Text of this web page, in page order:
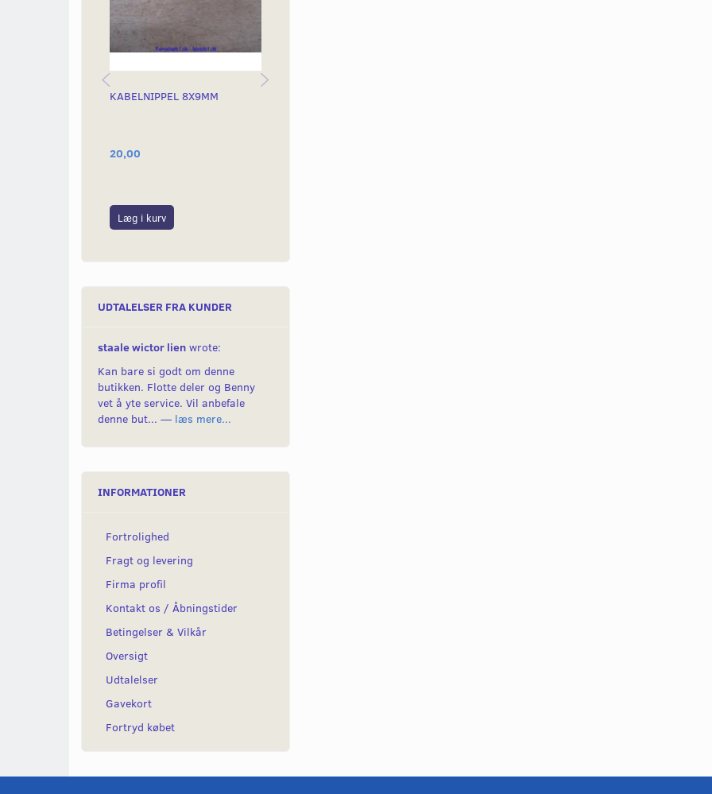
KABELNIPPEL 8X9MM
20,00
Læg i kurv
UDTALELSER FRA KUNDER
staale wictor lien wrote:
Kan bare si godt om denne
butikken. Flotte deler og Benny
vet å yte service. Vil anbefale
denne but... — læs mere...
INFORMATIONER
Fortrolighed
Fragt og levering
Firma profil
Kontakt os / Åbningstider
Betingelser & Vilkår
Oversigt
Udtalelser
Gavekort
Fortryd købet